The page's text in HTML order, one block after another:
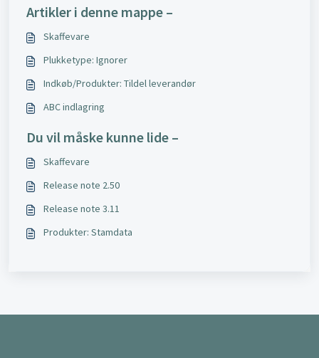
Artikler i denne mappe –
Skaffevare
Plukketype: Ignorer
Indkøb/Produkter: Tildel leverandør
ABC indlagring
Du vil måske kunne lide –
Skaffevare
Release note 2.50
Release note 3.11
Produkter: Stamdata